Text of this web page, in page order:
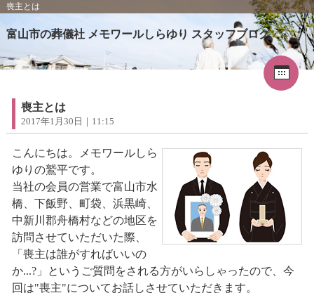
喪主とは
富山市の葬儀社 メモワールしらゆり スタッフブログ
2
3
10
11 12
17
18 19 20 21 22
23
24
25 26 27 28 29
30
31
喪主とは
2017年1月30日｜11:15
こんにちは。メモワールしら
ゆりの鷲平です。
当社の会員の営業で富山市水
橋、下飯野、町袋、浜黒崎、
中新川郡舟橋村などの地区を
訪問させていただいた際、
「喪主は誰がすればいいの
か...?」というご質問をされる方がいらしゃったので、今
回は"喪主"についてお話しさせていただきます。